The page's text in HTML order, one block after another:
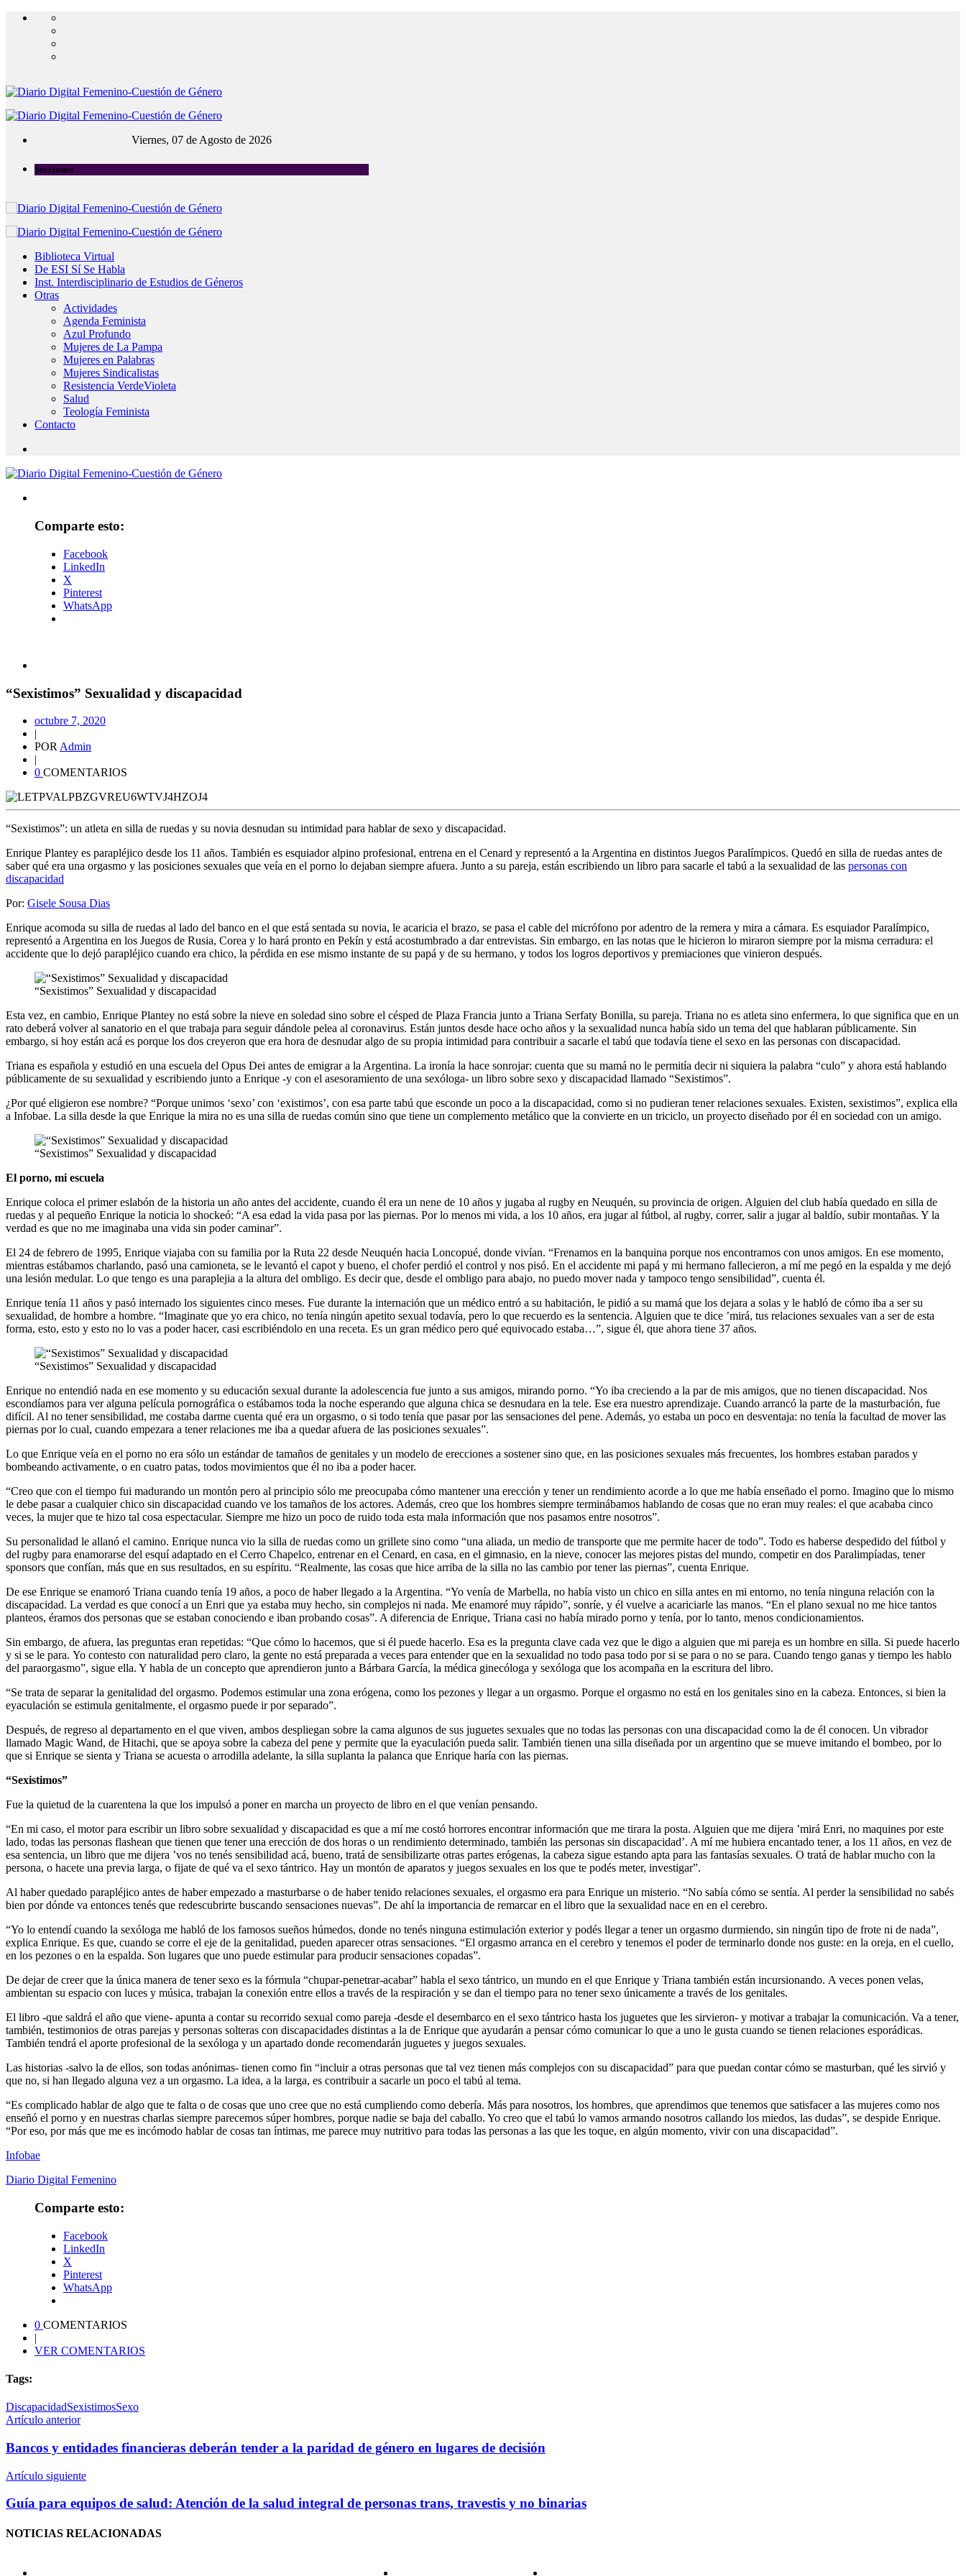
Viernes, 07 de Agosto de 2026
Secciones
Biblioteca Virtual
De ESI Sí Se Habla
Inst. Interdisciplinario de Estudios de Géneros
Otras
Actividades
Agenda Feminista
Azul Profundo
Mujeres de La Pampa
Mujeres en Palabras
Mujeres Sindicalistas
Resistencia VerdeVioleta
Salud
Teología Feminista
Contacto
Comparte esto:
Facebook
LinkedIn
X
Pinterest
WhatsApp
“Sexistimos” Sexualidad y discapacidad
octubre 7, 2020
|
POR Admin
|
0 COMENTARIOS
“Sexistimos”: un atleta en silla de ruedas y su novia desnudan su intimidad para hablar de sexo y discapacidad.
Enrique Plantey es parapléjico desde los 11 años. También es esquiador alpino profesional, entrena en el Cenard y representó a la Argentina en distintos Juegos Paralímpicos. Quedó en silla de ruedas antes de
saber qué era una orgasmo y las posiciones sexuales que veía en el porno lo dejaban siempre afuera. Junto a su pareja, están escribiendo un libro para sacarle el tabú a la sexualidad de las personas con
discapacidad
Por: Gisele Sousa Dias
Enrique acomoda su silla de ruedas al lado del banco en el que está sentada su novia, le acaricia el brazo, se pasa el cable del micrófono por adentro de la remera y mira a cámara. Es esquiador Paralímpico,
representó a Argentina en los Juegos de Rusia, Corea y lo hará pronto en Pekín y está acostumbrado a dar entrevistas. Sin embargo, en las notas que le hicieron lo miraron siempre por la misma cerradura: el
accidente que lo dejó parapléjico cuando era chico, la pérdida en ese mismo instante de su papá y de su hermano, y todos los logros deportivos y premiaciones que vinieron después.
“Sexistimos” Sexualidad y discapacidad
Esta vez, en cambio, Enrique Plantey no está sobre la nieve en soledad sino sobre el césped de Plaza Francia junto a Triana Serfaty Bonilla, su pareja. Triana no es atleta sino enfermera, lo que significa que en un
rato deberá volver al sanatorio en el que trabaja para seguir dándole pelea al coronavirus. Están juntos desde hace ocho años y la sexualidad nunca había sido un tema del que hablaran públicamente. Sin
embargo, si hoy están acá es porque los dos creyeron que era hora de desnudar algo de su propia intimidad para contribuir a sacarle el tabú que todavía tiene el sexo en las personas con discapacidad.
Triana es española y estudió en una escuela del Opus Dei antes de emigrar a la Argentina. La ironía la hace sonrojar: cuenta que su mamá no le permitía decir ni siquiera la palabra “culo” y ahora está hablando
públicamente de su sexualidad y escribiendo junto a Enrique -y con el asesoramiento de una sexóloga- un libro sobre sexo y discapacidad llamado “Sexistimos”.
¿Por qué eligieron ese nombre? “Porque unimos ‘sexo’ con ‘existimos’, con esa parte tabú que esconde un poco a la discapacidad, como si no pudieran tener relaciones sexuales. Existen, sexistimos”, explica ella
a Infobae. La silla desde la que Enrique la mira no es una silla de ruedas común sino que tiene un complemento metálico que la convierte en un triciclo, un proyecto diseñado por él en sociedad con un amigo.
“Sexistimos” Sexualidad y discapacidad
El porno, mi escuela
Enrique coloca el primer eslabón de la historia un año antes del accidente, cuando él era un nene de 10 años y jugaba al rugby en Neuquén, su provincia de origen. Alguien del club había quedado en silla de
ruedas y al pequeño Enrique la noticia lo shockeó: “A esa edad la vida pasa por las piernas. Por lo menos mi vida, a los 10 años, era jugar al fútbol, al rugby, correr, salir a jugar al baldío, subir montañas. Y la
verdad es que no me imaginaba una vida sin poder caminar”.
El 24 de febrero de 1995, Enrique viajaba con su familia por la Ruta 22 desde Neuquén hacia Loncopué, donde vivían. “Frenamos en la banquina porque nos encontramos con unos amigos. En ese momento,
mientras estábamos charlando, pasó una camioneta, se le levantó el capot y bueno, el chofer perdió el control y nos pisó. En el accidente mi papá y mi hermano fallecieron, a mí me pegó en la espalda y me dejó
una lesión medular. Lo que tengo es una paraplejia a la altura del ombligo. Es decir que, desde el ombligo para abajo, no puedo mover nada y tampoco tengo sensibilidad”, cuenta él.
Enrique tenía 11 años y pasó internado los siguientes cinco meses. Fue durante la internación que un médico entró a su habitación, le pidió a su mamá que los dejara a solas y le habló de cómo iba a ser su
sexualidad, de hombre a hombre. “Imaginate que yo era chico, no tenía ningún apetito sexual todavía, pero lo que recuerdo es la sentencia. Alguien que te dice ’mirá, tus relaciones sexuales van a ser de esta
forma, esto, esto y esto no lo vas a poder hacer, casi escribiéndolo en una receta. Es un gran médico pero qué equivocado estaba…”, sigue él, que ahora tiene 37 años.
“Sexistimos” Sexualidad y discapacidad
Enrique no entendió nada en ese momento y su educación sexual durante la adolescencia fue junto a sus amigos, mirando porno. “Yo iba creciendo a la par de mis amigos, que no tienen discapacidad. Nos
escondíamos para ver alguna película pornográfica o estábamos toda la noche esperando que alguna chica se desnudara en la tele. Ese era nuestro aprendizaje. Cuando arrancó la parte de la masturbación, fue
difícil. Al no tener sensibilidad, me costaba darme cuenta qué era un orgasmo, o si todo tenía que pasar por las sensaciones del pene. Además, yo estaba un poco en desventaja: no tenía la facultad de mover las
piernas por lo cual, cuando empezara a tener relaciones me iba a quedar afuera de las posiciones sexuales”.
Lo que Enrique veía en el porno no era sólo un estándar de tamaños de genitales y un modelo de erecciones a sostener sino que, en las posiciones sexuales más frecuentes, los hombres estaban parados y
bombeando activamente, o en cuatro patas, todos movimientos que él no iba a poder hacer.
“Creo que con el tiempo fui madurando un montón pero al principio sólo me preocupaba cómo mantener una erección y tener un rendimiento acorde a lo que me había enseñado el porno. Imagino que lo mismo
le debe pasar a cualquier chico sin discapacidad cuando ve los tamaños de los actores. Además, creo que los hombres siempre terminábamos hablando de cosas que no eran muy reales: el que acababa cinco
veces, la mujer que te hizo tal cosa espectacular. Siempre me hizo un poco de ruido toda esta mala información que nos pasamos entre nosotros”.
Su personalidad le allanó el camino. Enrique nunca vio la silla de ruedas como un grillete sino como “una aliada, un medio de transporte que me permite hacer de todo”. Todo es haberse despedido del fútbol y
del rugby para enamorarse del esquí adaptado en el Cerro Chapelco, entrenar en el Cenard, en casa, en el gimnasio, en la nieve, conocer las mejores pistas del mundo, competir en dos Paralimpíadas, tener
sponsors que confían, más que en sus resultados, en su espíritu. “Realmente, las cosas que hice arriba de la silla no las cambio por tener las piernas”, cuenta Enrique.
De ese Enrique se enamoró Triana cuando tenía 19 años, a poco de haber llegado a la Argentina. “Yo venía de Marbella, no había visto un chico en silla antes en mi entorno, no tenía ninguna relación con la
discapacidad. La verdad es que conocí a un Enri que ya estaba muy hecho, sin complejos ni nada. Me enamoré muy rápido”, sonríe, y él vuelve a acariciarle las manos. “En el plano sexual no me hice tantos
planteos, éramos dos personas que se estaban conociendo e iban probando cosas”. A diferencia de Enrique, Triana casi no había mirado porno y tenía, por lo tanto, menos condicionamientos.
Sin embargo, de afuera, las preguntas eran repetidas: “Que cómo lo hacemos, que si él puede hacerlo. Esa es la pregunta clave cada vez que le digo a alguien que mi pareja es un hombre en silla. Si puede hacerlo
y si se le para. Yo contesto con naturalidad pero claro, la gente no está preparada a veces para entender que en la sexualidad no todo pasa todo por si se para o no se para. Cuando tengo ganas y tiempo les hablo
del paraorgasmo”, sigue ella. Y habla de un concepto que aprendieron junto a Bárbara García, la médica ginecóloga y sexóloga que los acompaña en la escritura del libro.
“Se trata de separar la genitalidad del orgasmo. Podemos estimular una zona erógena, como los pezones y llegar a un orgasmo. Porque el orgasmo no está en los genitales sino en la cabeza. Entonces, si bien la
eyaculación se estimula genitalmente, el orgasmo puede ir por separado”.
Después, de regreso al departamento en el que viven, ambos despliegan sobre la cama algunos de sus juguetes sexuales que no todas las personas con una discapacidad como la de él conocen. Un vibrador
llamado Magic Wand, de Hitachi, que se apoya sobre la cabeza del pene y permite que la eyaculación pueda salir. También tienen una silla diseñada por un argentino que se mueve imitando el bombeo, por lo
que si Enrique se sienta y Triana se acuesta o arrodilla adelante, la silla suplanta la palanca que Enrique haría con las piernas.
“Sexistimos”
Fue la quietud de la cuarentena la que los impulsó a poner en marcha un proyecto de libro en el que venían pensando.
“En mi caso, el motor para escribir un libro sobre sexualidad y discapacidad es que a mí me costó horrores encontrar información que me tirara la posta. Alguien que me dijera ’mirá Enri, no maquines por este
lado, todas las personas flashean que tienen que tener una erección de dos horas o un rendimiento determinado, también las personas sin discapacidad’. A mí me hubiera encantado tener, a los 11 años, en vez de
esa sentencia, un libro que me dijera ’vos no tenés sensibilidad acá, bueno, tratá de sensibilizarte otras partes erógenas, la cabeza sigue estando apta para las fantasías sexuales. O tratá de hablar mucho con la
persona, o hacete una previa larga, o fijate de qué va el sexo tántrico. Hay un montón de aparatos y juegos sexuales en los que te podés meter, investigar”.
Al haber quedado parapléjico antes de haber empezado a masturbarse o de haber tenido relaciones sexuales, el orgasmo era para Enrique un misterio. “No sabía cómo se sentía. Al perder la sensibilidad no sabés
bien por dónde va entonces tenés que redescubrirte buscando sensaciones nuevas”. De ahí la importancia de remarcar en el libro que la sexualidad nace en en el cerebro.
“Yo lo entendí cuando la sexóloga me habló de los famosos sueños húmedos, donde no tenés ninguna estimulación exterior y podés llegar a tener un orgasmo durmiendo, sin ningún tipo de frote ni de nada”,
explica Enrique. Es que, cuando se corre el eje de la genitalidad, pueden aparecer otras sensaciones. “El orgasmo arranca en el cerebro y tenemos el poder de terminarlo donde nos guste: en la oreja, en el cuello,
en los pezones o en la espalda. Son lugares que uno puede estimular para producir sensaciones copadas”.
De dejar de creer que la única manera de tener sexo es la fórmula “chupar-penetrar-acabar” habla el sexo tántrico, un mundo en el que Enrique y Triana también están incursionando. A veces ponen velas,
ambientan su espacio con luces y música, trabajan la conexión entre ellos a través de la respiración y se dan el tiempo para no tener sexo únicamente a través de los genitales.
El libro -que saldrá el año que viene- apunta a contar su recorrido sexual como pareja -desde el desembarco en el sexo tántrico hasta los juguetes que les sirvieron- y motivar a trabajar la comunicación. Va a tener,
también, testimonios de otras parejas y personas solteras con discapacidades distintas a la de Enrique que ayudarán a pensar cómo comunicar lo que a uno le gusta cuando se tienen relaciones esporádicas.
También tendrá el aporte profesional de la sexóloga y un apartado donde recomendarán juguetes y juegos sexuales.
Las historias -salvo la de ellos, son todas anónimas- tienen como fin “incluir a otras personas que tal vez tienen más complejos con su discapacidad” para que puedan contar cómo se masturban, qué les sirvió y
que no, si han llegado alguna vez a un orgasmo. La idea, a la larga, es contribuir a sacarle un poco el tabú al tema.
“Es complicado hablar de algo que te falta o de cosas que uno cree que no está cumpliendo como debería. Más para nosotros, los hombres, que aprendimos que tenemos que satisfacer a las mujeres como nos
enseñó el porno y en nuestras charlas siempre parecemos súper hombres, porque nadie se baja del caballo. Yo creo que el tabú lo vamos armando nosotros callando los miedos, las dudas”, se despide Enrique.
“Por eso, por más que me es incómodo hablar de cosas tan íntimas, me parece muy nutritivo para todas las personas a las que les toque, en algún momento, vivir con una discapacidad”.
Infobae
Diario Digital Femenino
Comparte esto:
Facebook
LinkedIn
X
Pinterest
WhatsApp
0 COMENTARIOS
|
VER COMENTARIOS
Tags:
DiscapacidadSexistimosSexo
Artículo anterior
Bancos y entidades financieras deberán tender a la paridad de género en lugares de decisión
Artículo siguiente
Guía para equipos de salud: Atención de la salud integral de personas trans, travestis y no binarias
NOTICIAS RELACIONADAS